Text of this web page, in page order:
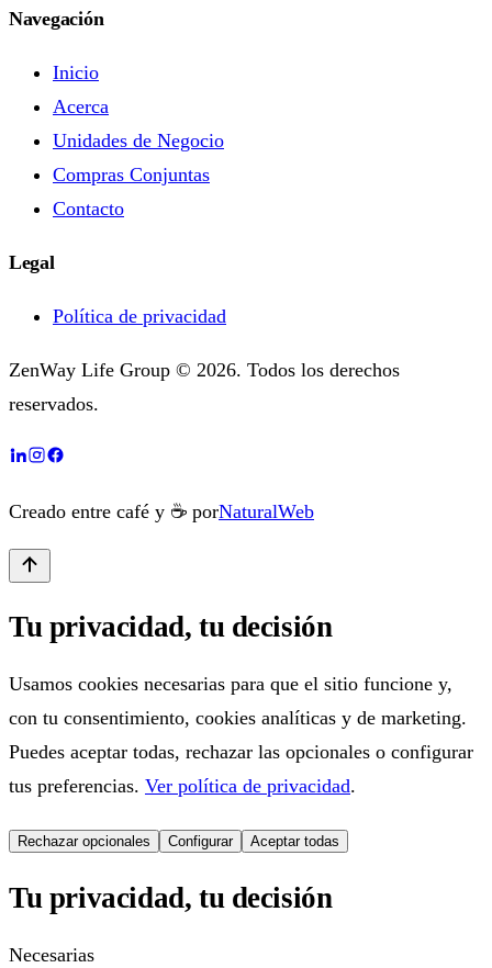
Navegación
Inicio
Acerca
Unidades de Negocio
Compras Conjuntas
Contacto
Legal
Política de privacidad
ZenWay Life Group © 2026. Todos los derechos
reservados.
Creado entre café y ☕ porNaturalWeb
Tu privacidad, tu decisión
Usamos cookies necesarias para que el sitio funcione y,
con tu consentimiento, cookies analíticas y de marketing.
Puedes aceptar todas, rechazar las opcionales o configurar
tus preferencias. Ver política de privacidad.
Rechazar opcionales Configurar Aceptar todas
Tu privacidad, tu decisión
Necesarias